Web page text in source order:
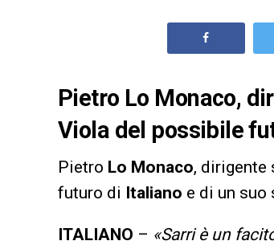
Pietro Lo Monaco,
Viola del possibile
Pietro Lo Monaco, dirigente
futuro di Italiano e di un
ITALIANO – «Sarri è un